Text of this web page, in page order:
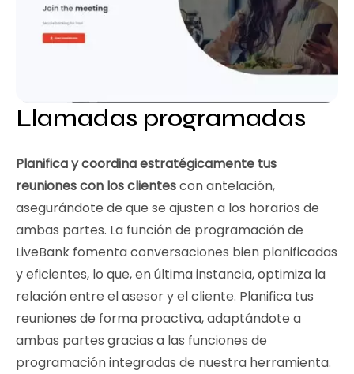
Llamadas programadas
Planifica y coordina estratégicamente tus
reuniones con los clientescon antelación,
asegurándote de que se ajusten a los horarios de
ambas partes. La función de programación de
LiveBank fomenta conversaciones bien planificadas
y eficientes, lo que, en última instancia, optimiza la
relación entre el asesor y el cliente. Planifica tus
reuniones de forma proactiva, adaptándote a
ambas partes gracias a las funciones de
programación integradas de nuestra herramienta.